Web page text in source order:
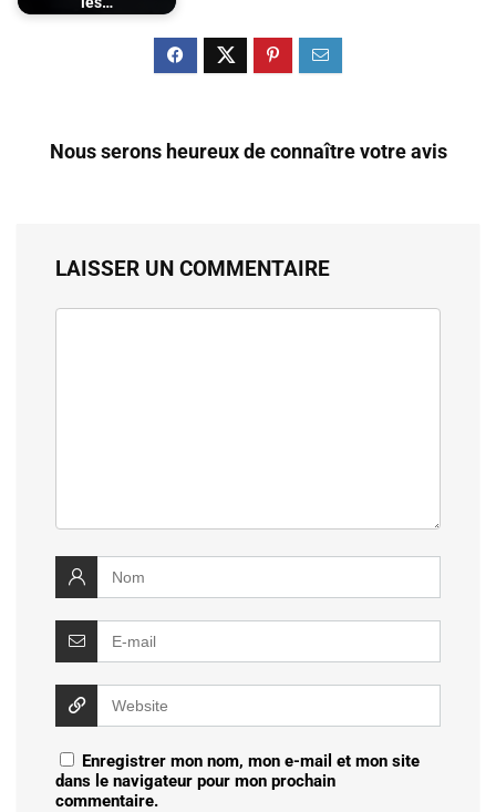
Nous serons heureux de connaître votre avis
LAISSER UN COMMENTAIRE
Enregistrer mon nom, mon e-mail et mon site
dans le navigateur pour mon prochain
commentaire.